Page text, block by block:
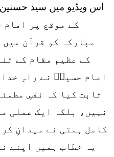
کے موقع پر امام
مبارکہ کو قرآن
کے عظیم مقام کے
امام حسینؑ نے راہِ
ثابت کیا کہ نفسِ
نہیں، بلکہ ایک عملی
کامل ہستی نے میدانِ
یہ خطاب ہمیں اپنے